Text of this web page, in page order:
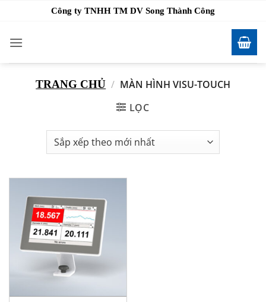
nội
dung
Công ty TNHH TM DV Song Thành Công
TRANG CHỦ / MÀN HÌNH VISU-TOUCH
LỌC